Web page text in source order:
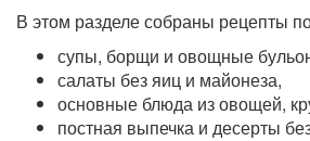
В этом разделе собраны рецепты
супы, борщи и овощные
салаты без яиц и майонеза,
основные блюда из овощей,
постная выпечка и десерты